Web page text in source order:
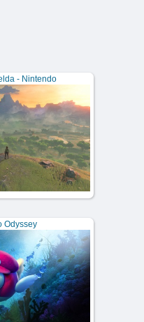
- Nintendo
Odyssey